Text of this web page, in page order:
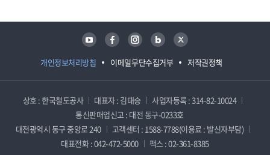
개인정보처리방침 이메일무단수집거부 저작권정책
유튜브 페이스북 인스타그램 블로그 트위터
상호 : 한국철도공사 대표자 : 김태승
사업자등록 : 314-82-10024
통신판매업신고 : 대전 동구-0233호
대전광역시 동구 중앙로 240
고객센터 : 1588-7788(이용료 : 발신자부담)
대표전화 : 042-472-5000
팩스 : 02-361-8385